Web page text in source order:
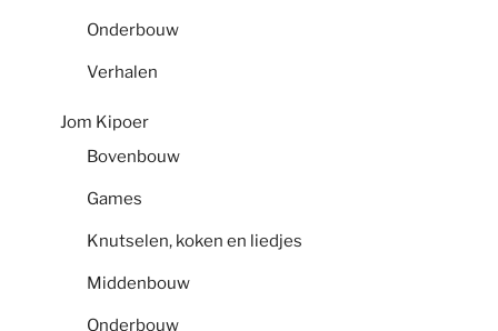
Onderbouw
Verhalen
Jom Kipoer
Bovenbouw
Games
Knutselen, koken en liedjes
Middenbouw
Onderbouw